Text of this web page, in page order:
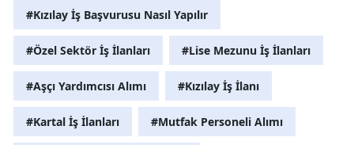
#Kızılay İş Başvurusu Nasıl Yapılır
#Özel Sektör İş İlanları #Lise Mezunu İş İlanları
#Aşçı Yardımcısı Alımı #Kızılay İş İlanı
#Kartal İş İlanları #Mutfak Personeli Alımı